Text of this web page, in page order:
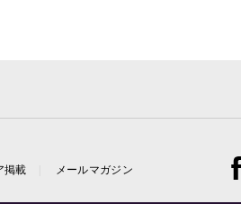
掲載 メールマガジン